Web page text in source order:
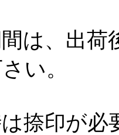
間は、出
い。
は捺印が